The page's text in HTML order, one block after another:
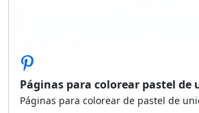
Páginas para colorear pastel de
Páginas para colorear de pastel de